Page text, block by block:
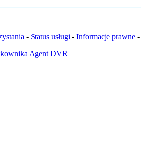
- Status usługi - Informacje prawne -
Agent DVR